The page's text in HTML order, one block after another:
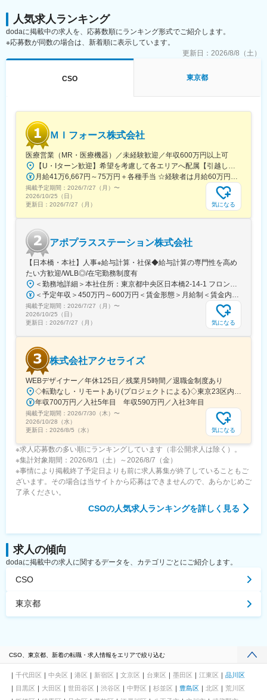
就業について力を入れている企業です。
■特徴：
(1)充実した教育体制：
・製品研修（約2週間～2ヶ月、プロジェクトによる）：入社オリ
エンテーション後に配属先プロジェクトの製薬メーカーにて製品
・継続教育：入社時に配属先の製薬会社で行なわれますが、その
ム、CNS専門育成プログラムなどがあり、専門領域MRの育成も
しています。
(2)プロジェクトマネジメント体制：プロジェクトマネージャー、
スーパーバイザーが日々の活動をフォローします。定期的な連絡
や面談のほか、必要に応じて素早くバックアップに入るなど、MR
として結果を出せるように万全のサポート体制を整えています。
(3)豊富なプロジェクト数、50社を超える多数の取引メーカー：同
業他社と比較しても、多くのプロジェクト数があり、様々なご経
験を活かしていただくことが可能です。20代～60代までの幅広い
年代のMRの方が活躍されています。
・入社3年目（MR経験者）28歳：642万（月給＋日当＋住宅手
当）
・入社5年目（MR経験者）33歳：712万（月給＋日当＋住宅手
当）
変更の範囲：会社の定める業務
人気求人ランキング
dodaに掲載中の求人を、応募数順にランキング形式でご紹介します。
※応募数が同数の場合は、新着順に表示しています。
更新日： 2026/8/8（土）
CSO 東京都
ＭＩフォース株式会社
医療営業（MR・医療機器）／未経験歓迎／年収600万円以上可
【U・Iターン歓迎】希望を考慮して各エリアへ配属【引越し代は会社全額負担】■本社 東京都中央区築地1-13-1 銀座松竹スクエア9F■勤務エリア：（1）北海道：北海道（2）東北：青森・秋田・岩手・山形・宮城・福島（3）関東：東京・神奈川・千葉・埼玉・茨城・栃木・群馬（4）甲信越：新潟・長野・山梨（5）東海：愛知・岐阜・三重・静岡（6）北陸：富山・石川・福井（7）近畿：大阪・京都・滋賀・奈良・和歌山・兵庫（8）中国：岡山・広島・山口・島根・鳥取（9）四国：香川・徳島・高知・愛媛（10）九州：福岡・大分・宮崎・鹿児島・熊本・佐賀・長崎・沖縄※勤務地限定～全国転勤（規定あり）の選択可能※配属エリアは希望を考慮して決定いたします。希望範囲外への転勤はありません。※変更の範囲：会社の定める事業所（リモートワーク含む）
月給41万6,667円～75万円＋各種手当 ☆経験者は月給60万円以上！・・・・・・■未経験者：月給41万6,667円～＋各種手当※上記には固定残業代（7万9,114円～／30時間分）を含みます。※超過分は別途全額支給いたします。◎手当を含めれば初年度から年収600万円以上も可能！・・・・・・■経験者：月給60万円～75万円＋各種手当※上記には固定残業代（11万760円～／30時間分）を含みます。※超過分は別途全額支給いたします。＜年収例＞◎初年度年収は700万円以上！◎最大年収900万円以上も目指せる♪・・・・・・＼社員の年収例／ 800万円／36歳（入社3年） 860万円／42歳（入社4年） 920万円／45歳（入社6年） ※諸手当含む
掲載予定期間： 2026/7/27（月） 〜
2026/10/25（日）
更新日： 2026/7/27（月） 気になる
アポプラスステーション株式会社
【日本橋・本社】人事※給与計算・社保◆給与計算の専門性を高め
たい方歓迎/WLB◎/在宅勤務制度有
＜勤務地詳細＞本社住所：東京都中央区日本橋2-14-1 フロントプレイス日本橋勤務地最寄駅：各線／日本橋駅受動喫煙対策：敷地内喫煙可能場所あり変更の範囲：会社の定める事業所
＜予定年収＞450万円～600万円＜賃金形態＞月給制＜賃金内訳＞月額（基本給）：243,000円～330,300円固定残業手当/月：57,000円～77,700円（固定残業時間30時間0分/月）超過した時間外労働の残業手当は追加支給＜月給＞300,000円～408,000円（一律手当を含む）＜昇給有無＞有＜残業手当＞有＜給与補足＞※上記金額にスキル・ご経験に応じて加算する可能性がございます※給与詳細は、経験・スキルを考慮した上で決定。■昇給：年1回（4月）賃金はあくまでも目安の金額であり、選考を通じて上下する可能性があります。月給(月額)は固定手当を含めた表記です。
掲載予定期間： 2026/7/27（月） 〜
2026/10/25（日）
更新日： 2026/7/27（月） 気になる
株式会社アクセライズ
WEBデザイナー／年休125日／残業月5時間／退職金制度あり
◇転勤なし・リモートあり(プロジェクトによる)◇東京23区内を中心としたプロジェクト先▽勤務エリア・東京都内を中心とした一都三県・東京23区内のプロジェクトが中心・プロジェクトによりリモートワークあり・千葉、埼玉、神奈川にも案件あり。強制はなし。■東京本社／東京都千代田区神田小川町1-5-1 神田御幸ビル8F
年収700万円／入社5年目 年収590万円／入社3年目
掲載予定期間： 2026/7/30（木） 〜
2026/10/28（水）
更新日： 2026/8/5（水） 気になる
※求人応募数の多い順にランキングしています（非公開求人は除く）。
※集計対象期間：2026/8/1（土）～2026/8/7（金）
※事情により掲載終了予定日よりも前に求人募集が終了していることもご
ざいます。その場合は当サイトから応募はできませんので、あらかじめご
了承ください。
CSOの人気求人ランキングを詳しく見る
求人の傾向
dodaに掲載中の求人に関するデータを、カテゴリごとにご紹介します。
CSO
東京都
CSO、東京都、新着の転職・求人情報をエリアで絞り込む
千代田区 中央区 港区 新宿区 文京区 台東区 墨田区 江東区
品川区
目黒区
大田区 世田谷区 渋谷区 中野区 杉並区 豊島区 北区
荒川区